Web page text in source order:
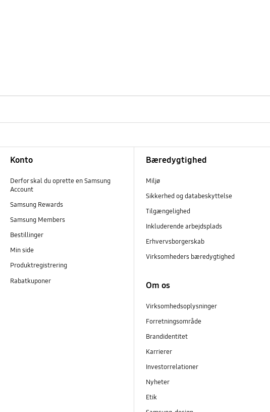
Konto
Derfor skal du oprette en Samsung
Account
Samsung Rewards
Samsung Members
Bestillinger
Min side
Produktregistrering
Rabatkuponer
Bæredygtighed
Miljø
Sikkerhed og databeskyttelse
Tilgængelighed
Inkluderende arbejdsplads
Erhvervsborgerskab
Virksomheders bæredygtighed
Om os
Virksomhedsoplysninger
Forretningsområde
Brandidentitet
Karrierer
Investorrelationer
Nyheter
Etik